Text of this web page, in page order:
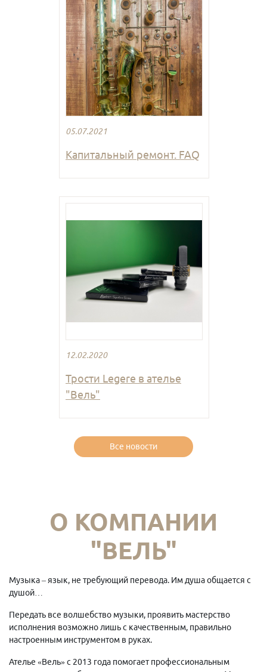
05.07.2021
Капитальный ремонт. FAQ
12.02.2020
Трости Legere в ателье
"Вель"
Все новости
О КОМПАНИИ
"ВЕЛЬ"
Музыка – язык, не требующий перевода. Им душа общается с
душой…
Передать все волшебство музыки, проявить мастерство
исполнения возможно лишь с качественным, правильно
настроенным инструментом в руках.
Ателье «Вель» с 2013 года помогает профессиональным